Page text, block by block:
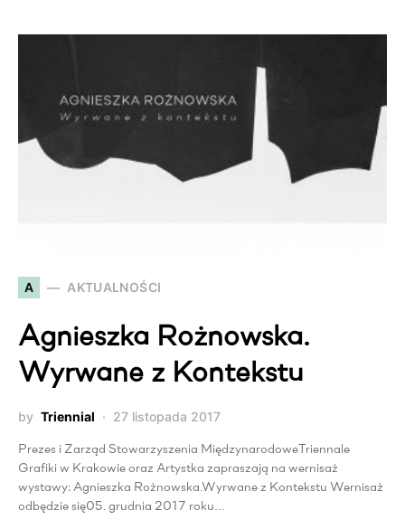
A AKTUALNOŚCI
Agnieszka Rożnowska.
Wyrwane z Kontekstu
by Triennial 27 listopada 2017
Prezes i Zarząd Stowarzyszenia MiędzynarodoweTriennale
Grafiki w Krakowie oraz Artystka zapraszają na wernisaż
wystawy: Agnieszka Rożnowska.Wyrwane z Kontekstu Wernisaż
odbędzie się05. grudnia 2017 roku…